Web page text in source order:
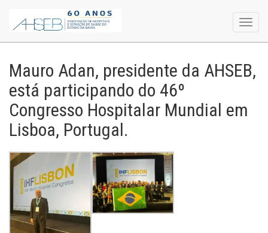
Mauro Adan, presidente da AHSEB,
está participando do 46º
Congresso Hospitalar Mundial em
Lisboa, Portugal.